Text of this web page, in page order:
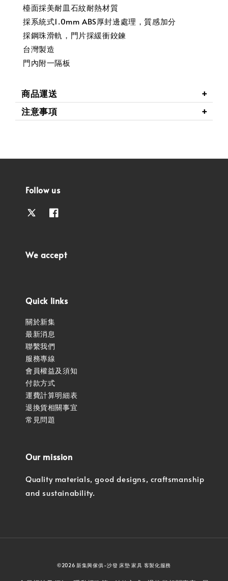
檯面採美耐皿石紋耐熱材質
採系統式1.0mm ABS厚封邊處理，質感加分
採鋼珠滑軌，門片採緩衝鉸鍊
台灣製造
門內附一隔板
商品運送
注意事項
Follow us
We accept
Quick links
關於新集
最新消息
聯繫我們
服務專線
會員權益及須知
付款方式
運費計算明細表
退換貨相關事宜
常見問題
Our mission
Quality materials, good designs, craftsmanship
and sustainability.
©2026 新集興傢俱-沙發 床墊 家具 客製化服務